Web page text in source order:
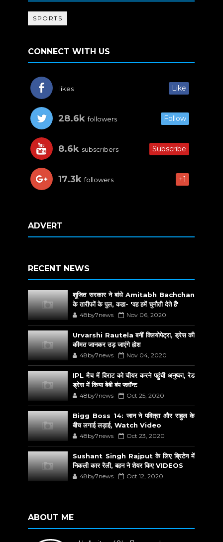
SPORTS
CONNECT WITH US
likes Like
28.6k followers Follow
8.6k subscribers Subscribe
17.3k followers +1
ADVERT
RECENT NEWS
शूजित सरकार ने बांधे Amitabh Bachchan
के तारीफों के पुल, कहा- 'वह हमें चुनौती देते हैं'
48by7news Nov 06, 2020
Urvarshi Rautela बनीं क्लियोपेट्रा, ड्रेस की
कीमत जानकर उड़ जाएंगे होश
48by7news Nov 04, 2020
IPL मैच में विराट को चीयर करने पहुंची अनुष्का, रेड
ड्रेस में किया बेबी बंप फ्लॉन्ट
48by7news Oct 25, 2020
Bigg Boss 14: जान ने पवित्रा और राहुल के
बीच लगाई लड़ाई, Watch Video
48by7news Oct 23, 2020
Sushant Singh Rajput के लिए ब्रिटेन में
निकली कार रैली, बहन ने शेयर किए VIDEOS
48by7news Oct 12, 2020
ABOUT ME